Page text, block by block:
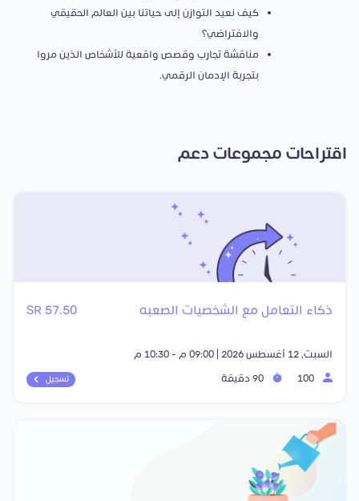
كيف نعيد التوازن إلى حياتنا بين العالم الحقيقي
والافتراضي؟
مناقشة تجارب وقصص واقعية للأشخاص الذين مروا
بتجربة الإدمان الرقمي.
اقتراحات مجموعات دعم
ذكاء التعامل مع الشخصيات الصعبه 57.50 SR
السبت, 12 أغسطس 2026 | 09:00 م - 10:30 م
تسجيل